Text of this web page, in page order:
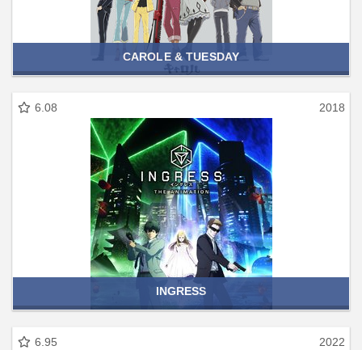
CAROLE & TUESDAY
6.08 2018
INGRESS
6.95 2022